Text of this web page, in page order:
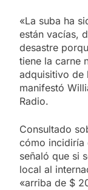
«La suba ha
están vacías,
desastre
tiene la carne
adquisitivo de
manifestó
Radio.
Consultado
cómo incidiría
señaló que si
local al
«arriba de $